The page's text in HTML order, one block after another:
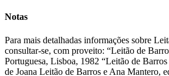
Notas
Para mais detalhadas informações sobre
consultar-se, com proveito: “Leitão de
Portuguesa, Lisboa, 1982 “Leitão de
de Joana Leitão de Barros e Ana Mantero,